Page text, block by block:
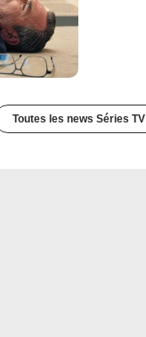
Toutes les news Séries TV